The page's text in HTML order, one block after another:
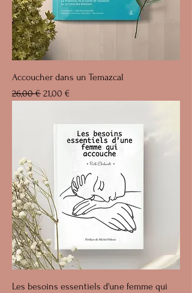
Accoucher dans un Temazcal
Prix original
26,00 € Prix promotionnel
21,00 €
Les besoins essentiels d'une femme qui